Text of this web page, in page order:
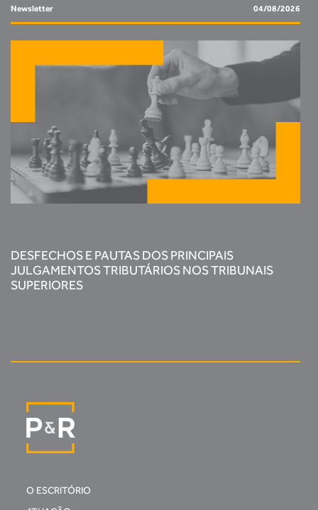
Newsletter 04/08/2026
DESFECHOS E PAUTAS DOS PRINCIPAIS
JULGAMENTOS TRIBUTÁRIOS NOS TRIBUNAIS
SUPERIORES
O ESCRITÓRIO